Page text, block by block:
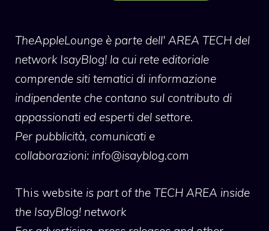
TheAppleLounge è parte dell' AREA TECH del
network IsayBlog! la cui rete editoriale
comprende siti tematici di informazione
indipendente che contano sul contributo di
appassionati ed esperti del settore.
Per pubblicità, comunicati e
collaborazioni: info@isayblog.com
This website is part of the TECH AREA inside
the IsayBlog! network